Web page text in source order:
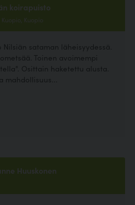
koirapuisto
Kuopio
Nilsiän sataman läheisyydessä.
Toinen avoimempi
Osittain haketettu alusta.
Huuskonen